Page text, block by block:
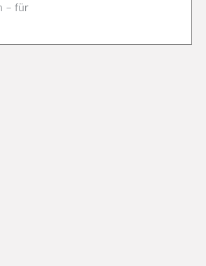
– für